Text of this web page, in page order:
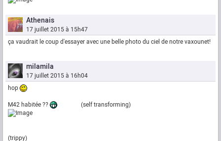
Athenais
17 juillet 2015 à 15h47
ça vaudrait le coup d'essayer avec une belle photo du ciel de notre vaxounet!
milamila
17 juillet 2015 à 16h04
hop
M42 habitée ??
(self transforming)
(trippy)